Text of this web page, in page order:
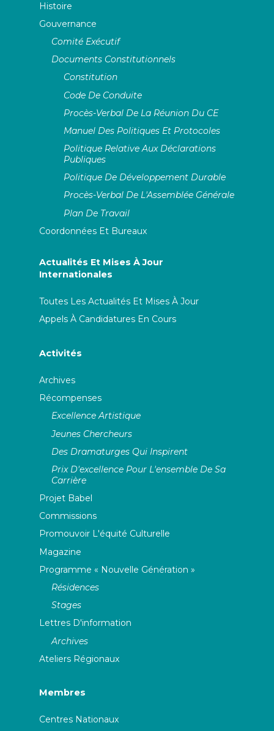
Histoire
Gouvernance
Comité Exécutif
Documents Constitutionnels
Constitution
Code De Conduite
Procès-Verbal De La Réunion Du CE
Manuel Des Politiques Et Protocoles
Politique Relative Aux Déclarations
Publiques
Politique De Développement Durable
Procès-Verbal De L'Assemblée Générale
Plan De Travail
Coordonnées Et Bureaux
Actualités Et Mises À Jour
Internationales
Toutes Les Actualités Et Mises À Jour
Appels À Candidatures En Cours
Activités
Archives
Récompenses
Excellence Artistique
Jeunes Chercheurs
Des Dramaturges Qui Inspirent
Prix D'excellence Pour L'ensemble De Sa
Carrière
Projet Babel
Commissions
Promouvoir L'équité Culturelle
Magazine
Programme « Nouvelle Génération »
Résidences
Stages
Lettres D'information
Archives
Ateliers Régionaux
Membres
Centres Nationaux